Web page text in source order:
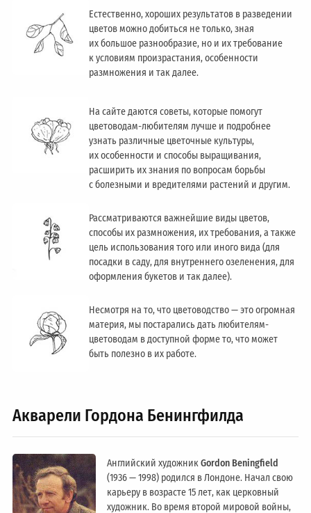
Естественно, хороших результатов в разведении
цветов можно добиться не только, зная
их большое разнообразие, но и их требование
к условиям произрастания, особенности
размножения и так далее.
На сайте даются советы, которые помогут
цветоводам-любителям лучше и подробнее
узнать различные цветочные культуры,
их особенности и способы выращивания,
расширить их знания по вопросам борьбы
с болезными и вредителями растений и другим.
Рассматриваются важнейшие виды цветов,
способы их размножения, их требования, а также
цель использования того или иного вида (для
посадки в саду, для внутреннего озеленения, для
оформления букетов и так далее).
Несмотря на то, что цветоводство — это огромная
материя, мы постарались дать любителям-
цветоводам в доступной форме то, что может
быть полезно в их работе.
Акварели Гордона Бенингфилда
Английский художникGordon Beningfield
(1936 — 1998) родился в Лондоне. Начал свою
карьеру в возрасте 15 лет, как церковный
художник. Во время второй мировой войны,